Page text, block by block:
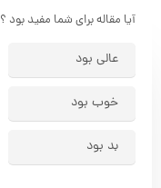
آیا مقاله برای شما مفید بود ؟
عالی بود
خوب بود
بد بود